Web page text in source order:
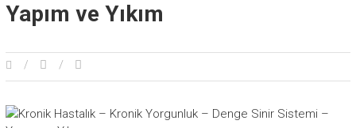
Yapım ve Yıkım